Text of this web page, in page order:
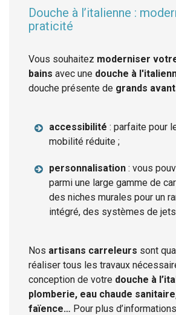
Douche à l’italienne :
praticité
Vous souhaitez moderniser
bains avec une douche à
douche présente de grands
accessibilité : parfaite pour
mobilité réduite ;
personnalisation : vous
parmi une large gamme de
des niches murales pour un
intégré, des systèmes de
Nos artisans carreleurs sont
réaliser tous les travaux
conception de votre douche à
plomberie, eau chaude
faïence… Pour plus